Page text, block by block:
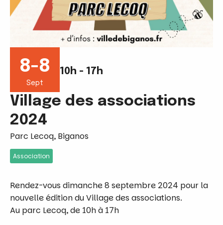
8-8
Sept
10h - 17h
Village des associations
2024
Parc Lecoq, Biganos
Association
Rendez-vous dimanche 8 septembre 2024 pour la
nouvelle édition du Village des associations.
Au parc Lecoq, de 10h à 17h